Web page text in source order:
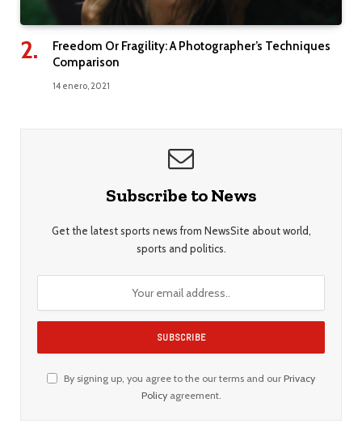
Freedom Or Fragility: A Photographer’s Techniques
Comparison
14 enero, 2021
Subscribe to News
Get the latest sports news from NewsSite about world,
sports and politics.
By signing up, you agree to the our terms and our Privacy
Policyagreement.